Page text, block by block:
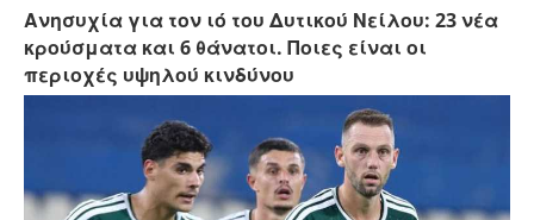
Ανησυχία για τον ιό του Δυτικού Νείλου: 23 νέα
κρούσματα και 6 θάνατοι. Ποιες είναι οι
περιοχές υψηλού κινδύνου